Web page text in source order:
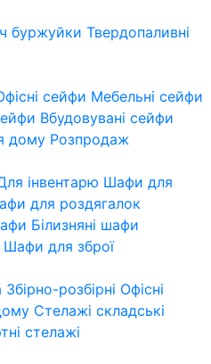
буржуйки Твердопаливні
сейфи Мебельні сейфи
Вбудовувані сейфи
дому Розпродаж
інвентарю Шафи для
для роздягалок
Білизняні шафи
Шафи для зброї
Збірно-розбірні Офісні
Стелажі складські
стелажі